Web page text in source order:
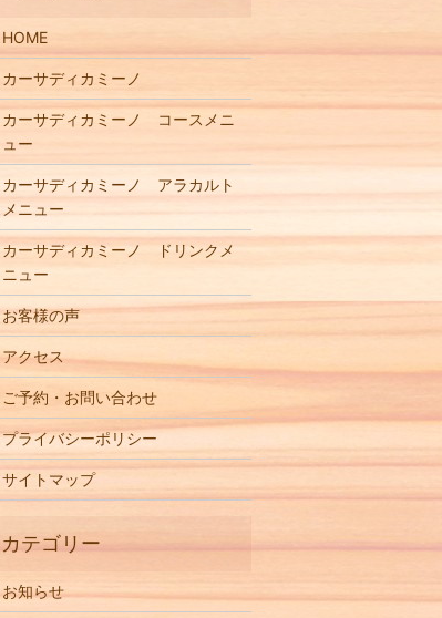
HOME
カーサディカミーノ
カーサディカミーノ コースメニ
ュー
カーサディカミーノ アラカルト
メニュー
カーサディカミーノ ドリンクメ
ニュー
お客様の声
アクセス
ご予約・お問い合わせ
プライバシーポリシー
サイトマップ
お知らせ